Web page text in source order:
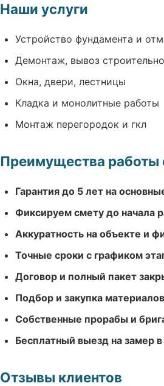
Наши услуги
Устройство фундамента и
Демонтаж, вывоз
Окна, двери, лестницы
Кладка и монолитные работы
Монтаж перегородок и гкл
Преимущества работы
Гарантия до 5 лет на
Фиксируем смету до начала
Аккуратность на объекте и
Точные сроки с графиком
Договор и полный пакет
Подбор и закупка
Собственные прорабы и
Бесплатный выезд на замер
Отзывы клиентов